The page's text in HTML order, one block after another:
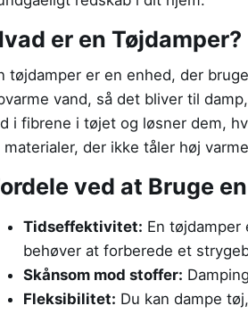
er en Tøjdamper?
tøjdamper er en enhed, der
vand, så det bliver til
i fibrene i tøjet og løsner dem,
materialer, der ikke tåler høj
ved at Bruge
Tidseffektivitet: En
behøver at forberede et
Skånsom mod stoffer:
Fleksibilitet: Du kan dampe